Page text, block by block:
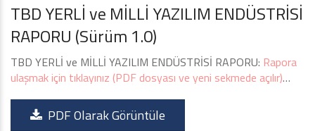
TBD YERLİ ve MİLLİ YAZILIM ENDÜSTRİSİ
RAPORU (Sürüm 1.0)
TBD YERLİ ve MİLLİ YAZILIM ENDÜSTRİSİ RAPORU: Rapora
ulaşmak için tıklayınız (PDF dosyası ve yeni sekmede açılır)…
PDF Olarak Görüntüle